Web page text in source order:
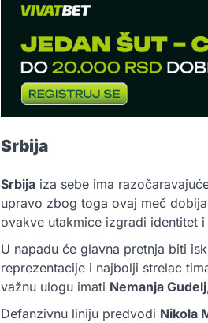
Srbija
Srbija iza sebe ima
upravo zbog toga ovaj meč
ovakve utakmice izgradi identitet
U napadu će glavna pretnja biti
reprezentacije i najbolji strelac
važnu ulogu imati Nemanja Gudelj
Defanzivnu liniju predvodi Nikola